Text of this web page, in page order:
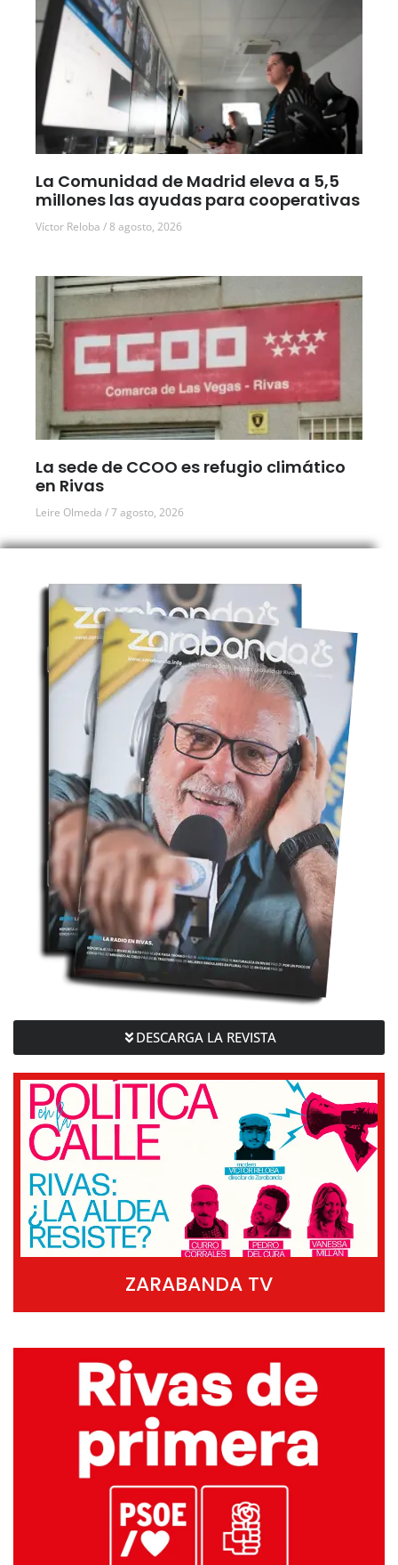
La Comunidad de Madrid eleva a 5,5
millones las ayudas para cooperativas
Víctor Reloba 8 agosto, 2026
La sede de CCOO es refugio climático
en Rivas
Leire Olmeda 7 agosto, 2026
DESCARGA LA REVISTA
ZARABANDA TV